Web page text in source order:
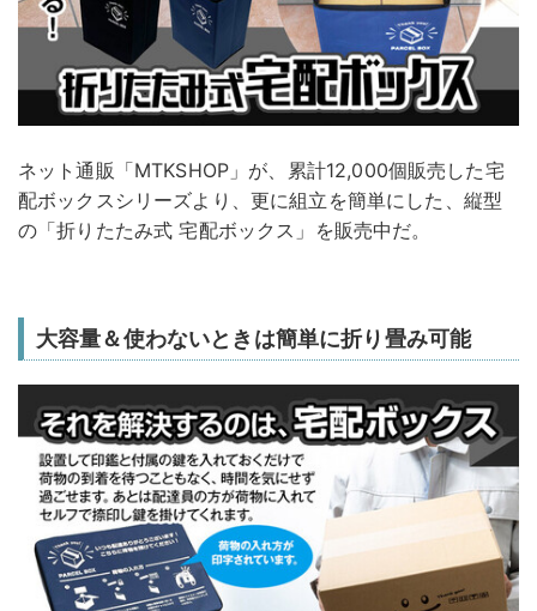
ネット通販「MTKSHOP」が、累計12,000個販売した宅
配ボックスシリーズより、更に組立を簡単にした、縦型
の「折りたたみ式 宅配ボックス」を販売中だ。
大容量＆使わないときは簡単に折り畳み可能